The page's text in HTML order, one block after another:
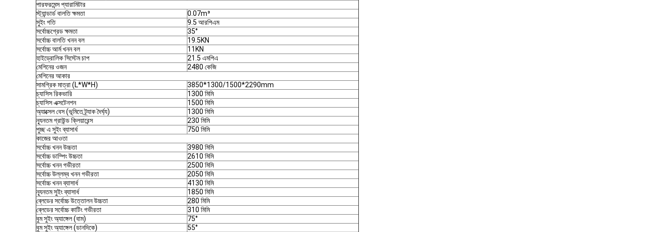
পারফরমেন্স প্যারামিটার
স্ট্যান্ডার্ড বালতি ক্ষমতা
0.07m³
সুইং গতি
9.5 আরপিএম
সর্বোচ্চগ্রেড ক্ষমতা
35°
সর্বোচ্চ বালতি খনন বল
19.5KN
সর্বোচ্চ আর্ম খনন বল
11KN
হাইড্রোলিক সিস্টেম চাপ
21.5 এমপিএ
মেশিনের ওজন
2480 কেজি
মেশিনের আকার
সামগ্রিক মাত্রা (L*W*H)
3850*1300/1500*2290mm
চ্যাসিস রিকভারি
1300 মিমি
চ্যাসিস এক্সটেনশন
1500 মিমি
অ্যাক্সেল বেস (ভূমিতে ট্র্যাক দৈর্ঘ্য)
1300 মিমি
ন্যূনতম গ্রাউন্ড ক্লিয়ারেন্স
230 মিমি
পুচ্ছ এ সুইং ব্যাসার্ধ
750 মিমি
কাজের আওতা
সর্বোচ্চ খনন উচ্চতা
3980 মিমি
সর্বোচ্চ ডাম্পিং উচ্চতা
2610 মিমি
সর্বোচ্চ খনন গভীরতা
2500 মিমি
সর্বোচ্চ উল্লম্ব খনন গভীরতা
2050 মিমি
সর্বোচ্চ খনন ব্যাসার্ধ
4130 মিমি
ন্যূনতম সুইং ব্যাসার্ধ
1850 মিমি
ব্লেডের সর্বোচ্চ উত্তোলন উচ্চতা
280 মিমি
ব্লেডের সর্বোচ্চ কাটিং গভীরতা
310 মিমি
বুম সুইং অ্যাঙ্গেল (বাম)
75°
বুম সুইং অ্যাঙ্গেল (ডানদিকে)
55°